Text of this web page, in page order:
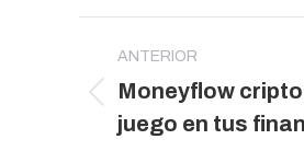
entre
publicaciones
ANTERIOR
Publicación
anterior:
Moneyflow
juego en tus